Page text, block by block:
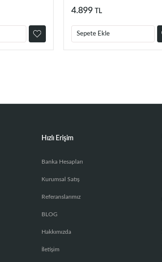
4.899 TL
Sepete Ekle
Hızlı Erişim
Banka Hesapları
Kurumsal Satış
Referanslarımız
BLOG
Hakkımızda
İletişim